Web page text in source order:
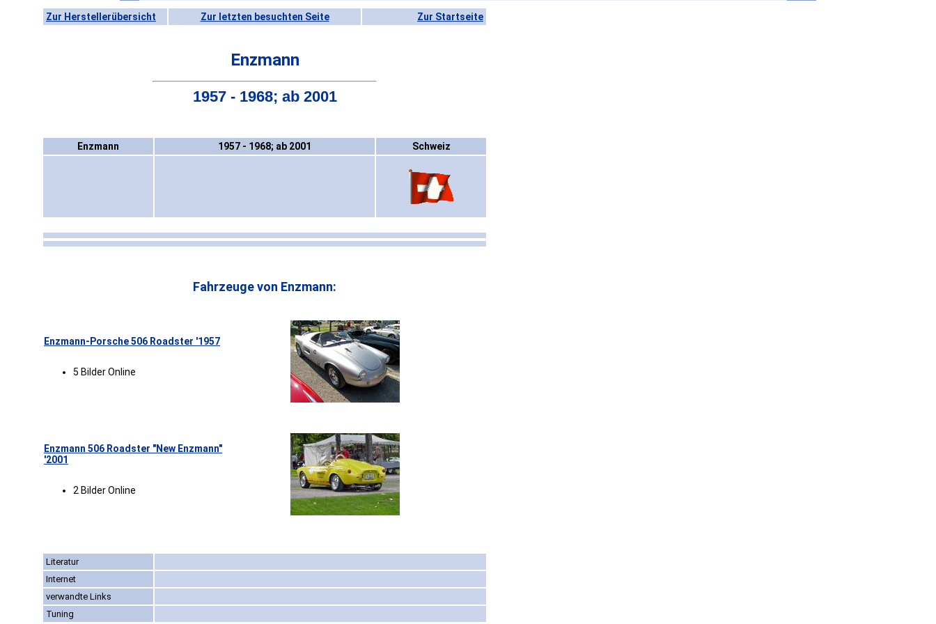
Zur Herstellerübersicht Zur letzten besuchten Seite Zur Startseite
Enzmann
1957 - 1968; ab 2001
Enzmann 1957 - 1968; ab 2001 Schweiz
Fahrzeuge von Enzmann:
Enzmann-Porsche 506 Roadster '1957
5 Bilder Online
Enzmann 506 Roadster "New Enzmann"
'2001
2 Bilder Online
Literatur
Internet
verwandte Links
Tuning